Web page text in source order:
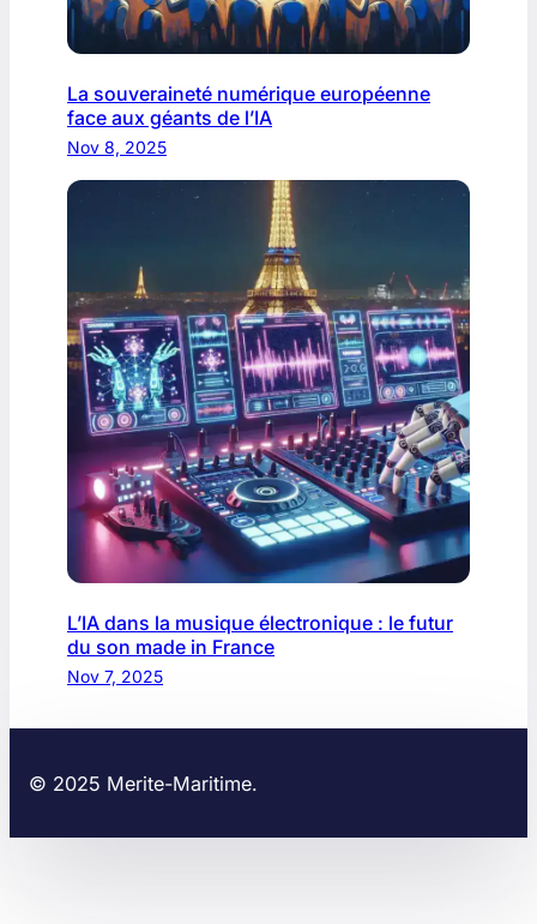
La souveraineté numérique européenne
face aux géants de l’IA
Nov 8, 2025
L’IA dans la musique électronique : le futur
du son made in France
Nov 7, 2025
© 2025 Merite-Maritime.